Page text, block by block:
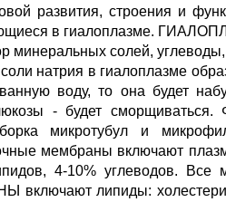
развития, строения и
в гиалоплазме.
минеральных солей,
натрия в гиалоплазме
воду, то она будет
- будет
микротубул и
мембраны включают
4-10% углеводов. Все
липиды: